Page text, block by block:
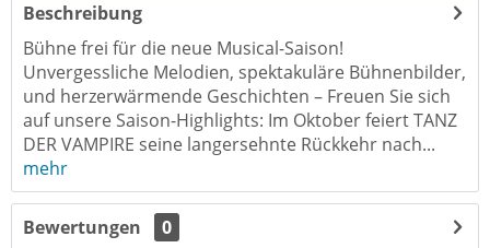
Beschreibung
Bühne frei für die neue Musical-Saison!
Unvergessliche Melodien, spektakuläre Bühnenbilder,
und herzerwärmende Geschichten – Freuen Sie sich
auf unsere Saison-Highlights: Im Oktober feiert TANZ
DER VAMPIRE seine langersehnte Rückkehr nach...
mehr
Bewertungen
0